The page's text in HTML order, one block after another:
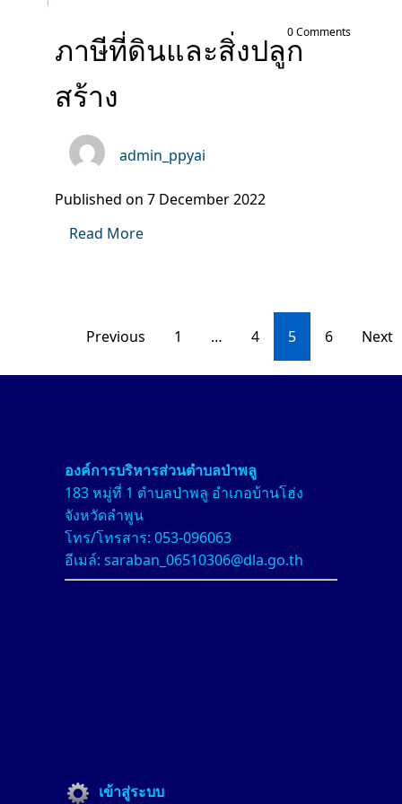
0 Comments
ภาษีที่ดินและสิ่งปลูก
สร้าง
admin_ppyai
Published on 7 December 2022
Read More
Posts
Previous 1 … 4 5 6 Next
องค์การบริหารส่วนตำบลป่าพลู
183 หมู่ที่ 1 ตำบลป่าพลู อำเภอบ้านโฮ่ง
จังหวัดลำพูน
โทร/โทรสาร: 053-096063
อีเมล์: saraban_06510306@dla.go.th
เข้าสู่ระบบ